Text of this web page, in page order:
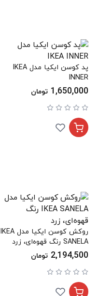
پد کوسن ایکیا مدل IKEA
INNER
1,650,000 تومان
روکش کوسن ایکیا مدل IKEA
SANELA رنگ قهوه‌ای، زرد
2,194,500 تومان